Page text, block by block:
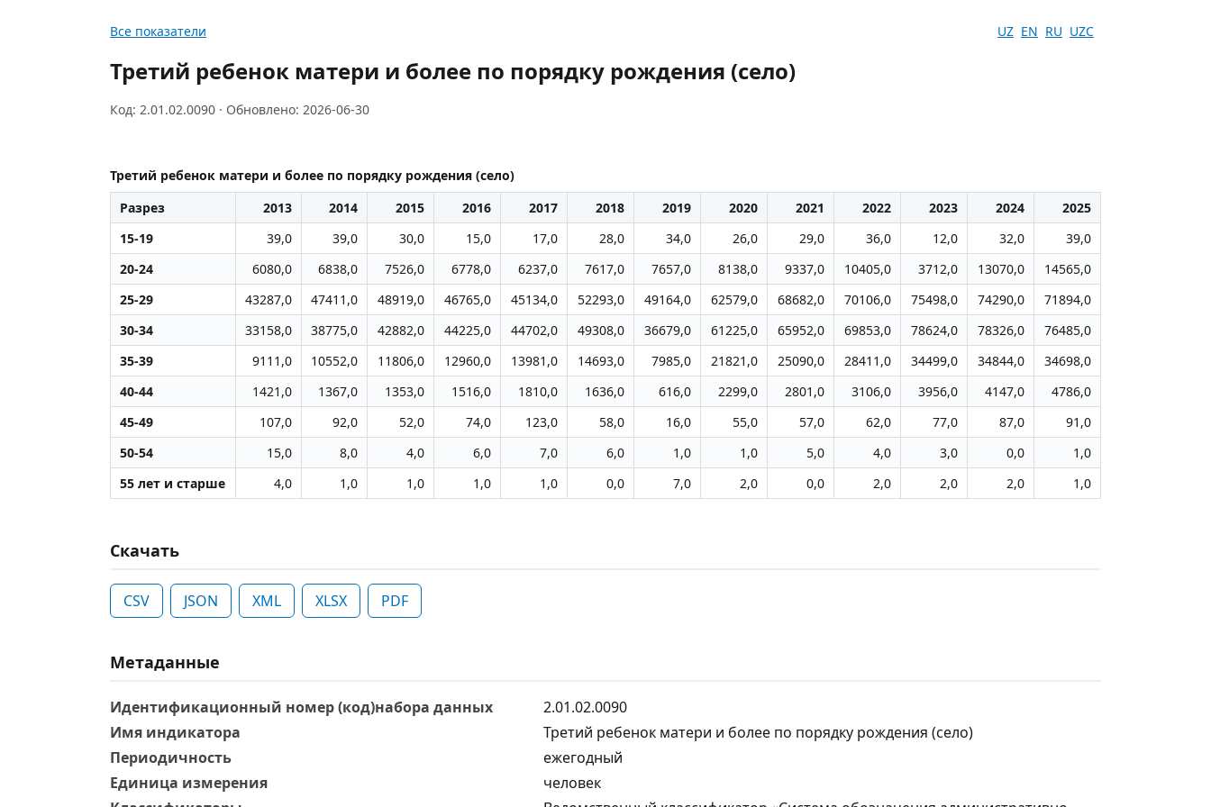
Все показатели UZ EN RU UZC
Третий ребенок матери и более по порядку рождения (село)
Код: 2.01.02.0090 · Обновлено: 2026-06-30
Третий ребенок матери и более по порядку рождения (село)
Разрез
2013 2014 2015 2016 2017 2018 2019 2020 2021 2022 2023 2024
2025
15-19
39,0 39,0 30,0 15,0 17,0 28,0 34,0 26,0 29,0 36,0 12,0 32,0
39,0
20-24
6080,0 6838,0 7526,0 6778,0 6237,0 7617,0 7657,0 8138,0 9337,0 10405,0 3712,0 13070,0
14565,0
25-29
43287,0 47411,0 48919,0 46765,0 45134,0 52293,0 49164,0 62579,0 68682,0 70106,0 75498,0 74290,0
71894,0
30-34
33158,0 38775,0 42882,0 44225,0 44702,0 49308,0 36679,0 61225,0 65952,0 69853,0 78624,0 78326,0
76485,0
35-39
9111,0 10552,0 11806,0 12960,0 13981,0 14693,0 7985,0 21821,0 25090,0 28411,0 34499,0 34844,0
34698,0
40-44
1421,0 1367,0 1353,0 1516,0 1810,0 1636,0 616,0 2299,0 2801,0 3106,0 3956,0 4147,0
4786,0
45-49
107,0 92,0 52,0 74,0 123,0 58,0 16,0 55,0 57,0 62,0 77,0 87,0
91,0
50-54
15,0 8,0 4,0 6,0 7,0 6,0 1,0 1,0 5,0 4,0 3,0 0,0
1,0
55 лет и старше
4,0 1,0 1,0 1,0 1,0 0,0 7,0 2,0 0,0 2,0 2,0 2,0 1,0
Скачать
CSV JSON XML XLSX PDF
Метаданные
Идентификационный номер (код)набора данных
2.01.02.0090
Имя индикатора
Третий ребенок матери и более по порядку рождения (село)
Периодичность
ежегодный
Единица измерения
человек